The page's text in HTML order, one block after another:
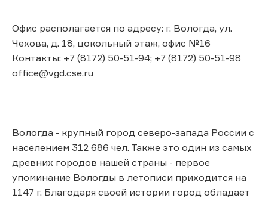
Офис располагается по адресу: г. Вологда, ул.
Чехова, д. 18, цокольный этаж, офис №16
Контакты: +7 (8172) 50-51-94; +7 (8172) 50-51-98
office@vgd.cse.ru
Вологда - крупный город северо-запада России с
населением 312 686 чел. Также это один из самых
древних городов нашей страны - первое
упоминание Вологды в летописи приходится на
1147 г. Благодаря своей истории город обладает